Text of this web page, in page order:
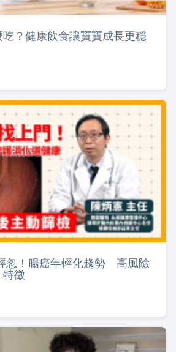
？健康飲食讓寶寶成長更穩
忽！腸癌年輕化趨勢 高風險
特徵